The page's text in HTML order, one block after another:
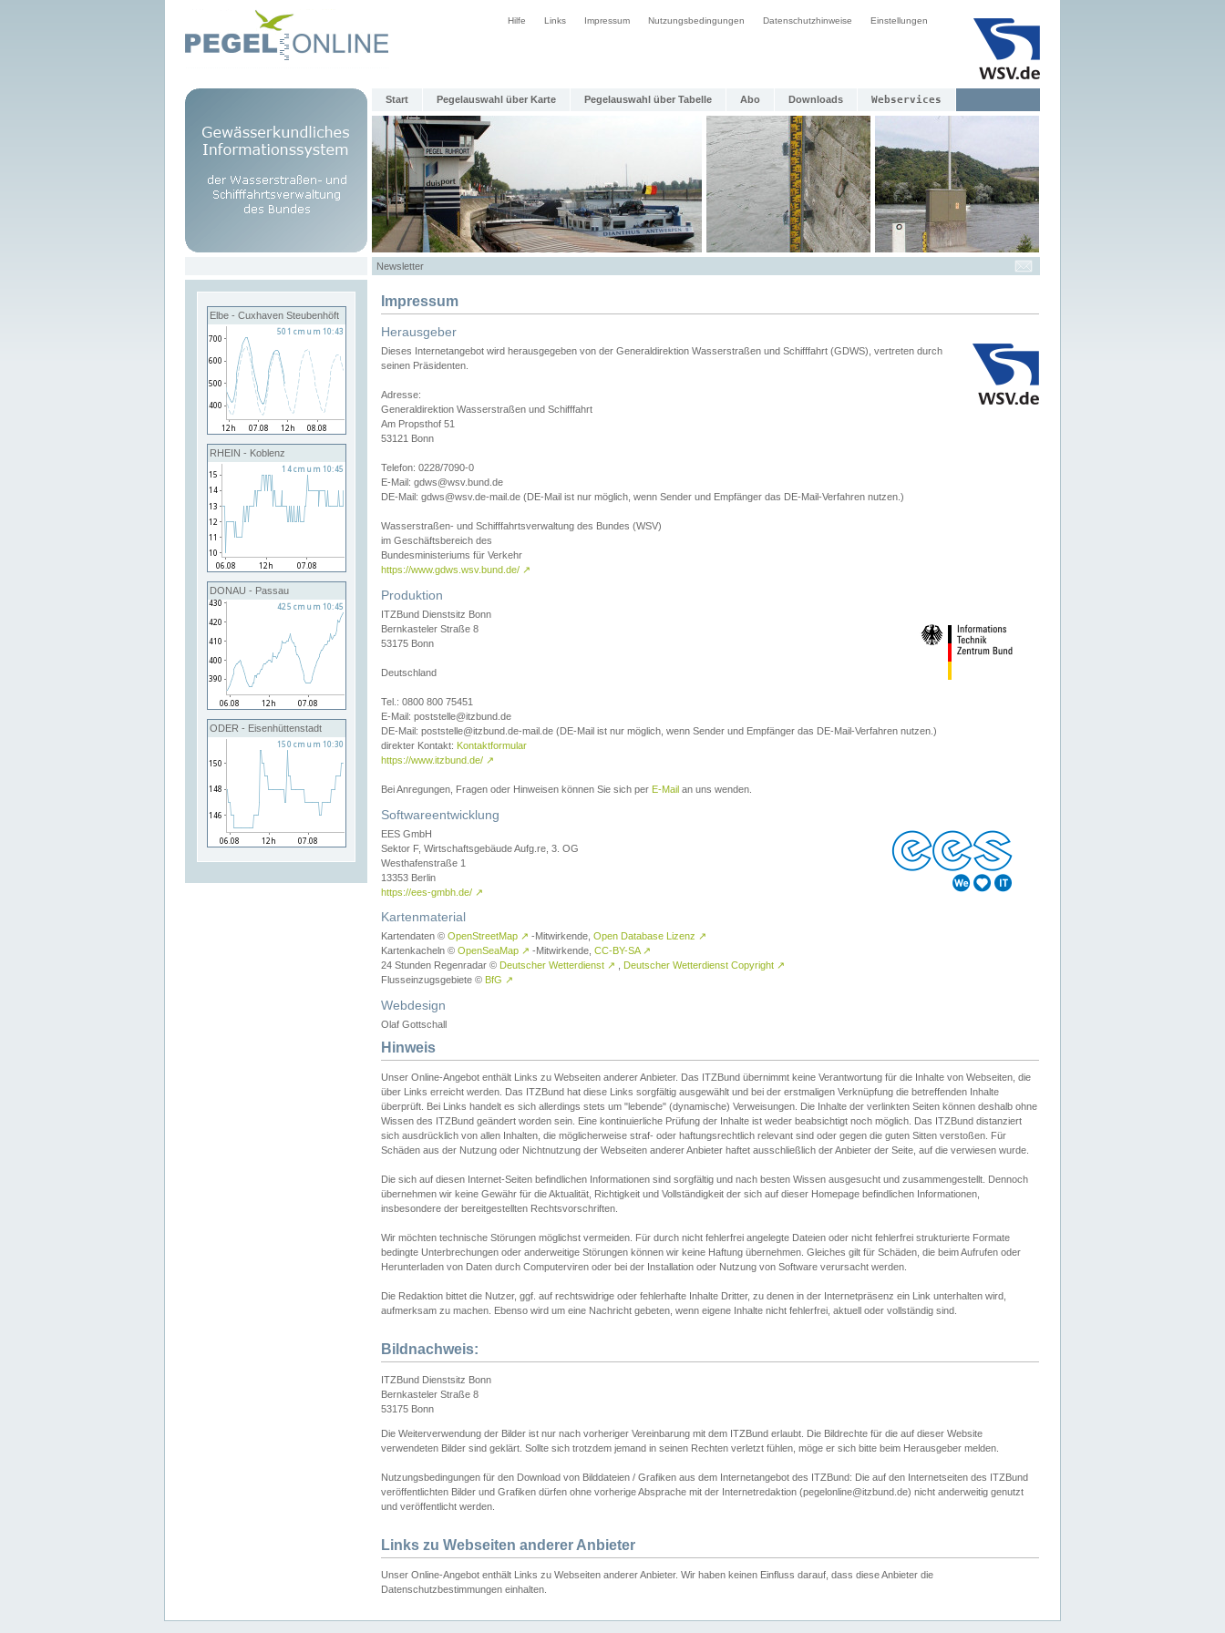
Hilfe Links Impressum Nutzungsbedingungen Datenschutzhinweise Einstellungen
Start Pegelauswahl über Karte Pegelauswahl über Tabelle Abo Downloads Webservices
Newsletter
Elbe - Cuxhaven Steubenhöft
RHEIN - Koblenz
DONAU - Passau
ODER - Eisenhüttenstadt
Impressum
Herausgeber
Dieses Internetangebot wird herausgegeben von der Generaldirektion Wasserstraßen und Schifffahrt (GDWS), vertreten durch
seinen Präsidenten.
Adresse:
Generaldirektion Wasserstraßen und Schifffahrt
Am Propsthof 51
53121 Bonn
Telefon: 0228/7090-0
E-Mail: gdws@wsv.bund.de
DE-Mail: gdws@wsv.de-mail.de (DE-Mail ist nur möglich, wenn Sender und Empfänger das DE-Mail-Verfahren nutzen.)
Wasserstraßen- und Schifffahrtsverwaltung des Bundes (WSV)
im Geschäftsbereich des
Bundesministeriums für Verkehr
https://www.gdws.wsv.bund.de/ ↗
Produktion
ITZBund Dienstsitz Bonn
Bernkasteler Straße 8
53175 Bonn
Deutschland
Tel.: 0800 800 75451
E-Mail: poststelle@itzbund.de
DE-Mail: poststelle@itzbund.de-mail.de (DE-Mail ist nur möglich, wenn Sender und Empfänger das DE-Mail-Verfahren nutzen.)
direkter Kontakt: Kontaktformular
https://www.itzbund.de/ ↗
Bei Anregungen, Fragen oder Hinweisen können Sie sich per E-Mail an uns wenden.
Softwareentwicklung
EES GmbH
Sektor F, Wirtschaftsgebäude Aufg.re, 3. OG
Westhafenstraße 1
13353 Berlin
https://ees-gmbh.de/ ↗
Kartenmaterial
Kartendaten © OpenStreetMap ↗ -Mitwirkende, Open Database Lizenz ↗
Kartenkacheln © OpenSeaMap ↗ -Mitwirkende, CC-BY-SA ↗
24 Stunden Regenradar © Deutscher Wetterdienst ↗ Deutscher Wetterdienst Copyright ↗
Flusseinzugsgebiete © BfG ↗
Webdesign
Olaf Gottschall
Hinweis
Unser Online-Angebot enthält Links zu Webseiten anderer Anbieter. Das ITZBund übernimmt keine Verantwortung für die Inhalte von Webseiten, die
über Links erreicht werden. Das ITZBund hat diese Links sorgfältig ausgewählt und bei der erstmaligen Verknüpfung die betreffenden Inhalte
überprüft. Bei Links handelt es sich allerdings stets um "lebende" (dynamische) Verweisungen. Die Inhalte der verlinkten Seiten können deshalb ohne
Wissen des ITZBund geändert worden sein. Eine kontinuierliche Prüfung der Inhalte ist weder beabsichtigt noch möglich. Das ITZBund distanziert
sich ausdrücklich von allen Inhalten, die möglicherweise straf- oder haftungsrechtlich relevant sind oder gegen die guten Sitten verstoßen. Für
Schäden aus der Nutzung oder Nichtnutzung der Webseiten anderer Anbieter haftet ausschließlich der Anbieter der Seite, auf die verwiesen wurde.
Die sich auf diesen Internet-Seiten befindlichen Informationen sind sorgfältig und nach besten Wissen ausgesucht und zusammengestellt. Dennoch
übernehmen wir keine Gewähr für die Aktualität, Richtigkeit und Vollständigkeit der sich auf dieser Homepage befindlichen Informationen,
insbesondere der bereitgestellten Rechtsvorschriften.
Wir möchten technische Störungen möglichst vermeiden. Für durch nicht fehlerfrei angelegte Dateien oder nicht fehlerfrei strukturierte Formate
bedingte Unterbrechungen oder anderweitige Störungen können wir keine Haftung übernehmen. Gleiches gilt für Schäden, die beim Aufrufen oder
Herunterladen von Daten durch Computerviren oder bei der Installation oder Nutzung von Software verursacht werden.
Die Redaktion bittet die Nutzer, ggf. auf rechtswidrige oder fehlerhafte Inhalte Dritter, zu denen in der Internetpräsenz ein Link unterhalten wird,
aufmerksam zu machen. Ebenso wird um eine Nachricht gebeten, wenn eigene Inhalte nicht fehlerfrei, aktuell oder vollständig sind.
Bildnachweis:
ITZBund Dienstsitz Bonn
Bernkasteler Straße 8
53175 Bonn
Die Weiterverwendung der Bilder ist nur nach vorheriger Vereinbarung mit dem ITZBund erlaubt. Die Bildrechte für die auf dieser Website
verwendeten Bilder sind geklärt. Sollte sich trotzdem jemand in seinen Rechten verletzt fühlen, möge er sich bitte beim Herausgeber melden.
Nutzungsbedingungen für den Download von Bilddateien / Grafiken aus dem Internetangebot des ITZBund: Die auf den Internetseiten des ITZBund
veröffentlichten Bilder und Grafiken dürfen ohne vorherige Absprache mit der Internetredaktion (pegelonline@itzbund.de) nicht anderweitig genutzt
und veröffentlicht werden.
Links zu Webseiten anderer Anbieter
Unser Online-Angebot enthält Links zu Webseiten anderer Anbieter. Wir haben keinen Einfluss darauf, dass diese Anbieter die
Datenschutzbestimmungen einhalten.